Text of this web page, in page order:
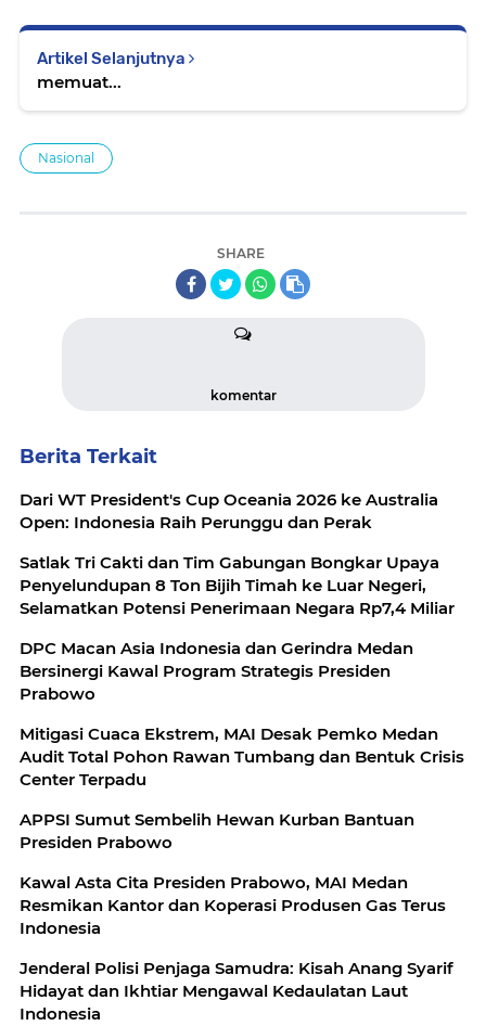
Artikel Selanjutnya
memuat...
Nasional
SHARE
komentar
Berita Terkait
Dari WT President's Cup Oceania 2026 ke Australia
Open: Indonesia Raih Perunggu dan Perak
Satlak Tri Cakti dan Tim Gabungan Bongkar Upaya
Penyelundupan 8 Ton Bijih Timah ke Luar Negeri,
Selamatkan Potensi Penerimaan Negara Rp7,4 Miliar
DPC Macan Asia Indonesia dan Gerindra Medan
Bersinergi Kawal Program Strategis Presiden
Prabowo
Mitigasi Cuaca Ekstrem, MAI Desak Pemko Medan
Audit Total Pohon Rawan Tumbang dan Bentuk Crisis
Center Terpadu
APPSI Sumut Sembelih Hewan Kurban Bantuan
Presiden Prabowo
Kawal Asta Cita Presiden Prabowo, MAI Medan
Resmikan Kantor dan Koperasi Produsen Gas Terus
Indonesia
Jenderal Polisi Penjaga Samudra: Kisah Anang Syarif
Hidayat dan Ikhtiar Mengawal Kedaulatan Laut
Indonesia